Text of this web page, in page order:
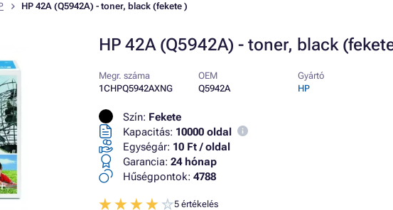
HP 42A (Q5942A) - toner, black (fekete )
HP 42A (Q5942A) - toner, black
Megr. száma
1CHPQ5942AXNG
OEM
Q5942A
Gyártó
HP
Szín: Fekete
Kapacitás: 10000 oldal
Egységár: 10 Ft / oldal
Garancia: 24 hónap
Hűségpontok: 4788
5 értékelés